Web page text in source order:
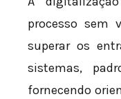
processo sem
superar os
sistemas,
fornecendo